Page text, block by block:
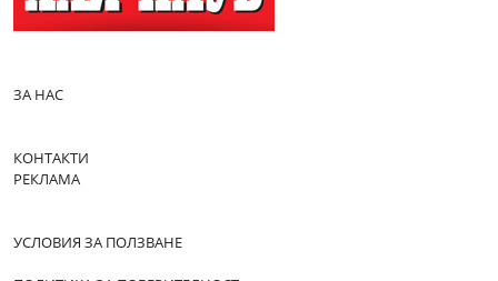
ЗА НАС
КОНТАКТИ
РЕКЛАМА
УСЛОВИЯ ЗА ПОЛЗВАНЕ